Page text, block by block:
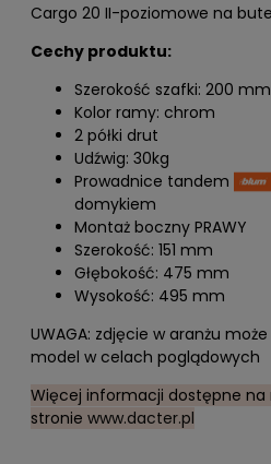
Cargo 20 II-poziomowe na
Cechy produktu:
Szerokość szafki: 200 mm
Kolor ramy: chrom
2 półki drut
Udźwig: 30kg
Prowadnice tandem
domykiem
Montaż boczny PRAWY
Szerokość: 151 mm
Głębokość: 475 mm
Wysokość: 495 mm
UWAGA: zdjęcie w aranżu
model w celach poglądowych
Więcej informacji dostępne na
stronie www.dacter.pl